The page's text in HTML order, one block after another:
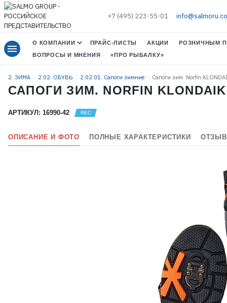
+7 (495) 223-55-01
menu О КОМПАНИИ ПРАЙС-ЛИСТЫ АКЦИИ
РОЗНИЧНЫМ
ВОПРОСЫ И МНЕНИЯ
«ПРО РЫБАЛКУ»
2. ЗИМА 2.02. ОБУВЬ 2.02.01. Сапоги зимние Сапоги зим. Norfin
САПОГИ ЗИМ. NORFIN KLONDAIK
АРТИКУЛ: 16990-42
ОПИСАНИЕ И ФОТО ПОЛНЫЕ ХАРАКТЕРИСТИКИ